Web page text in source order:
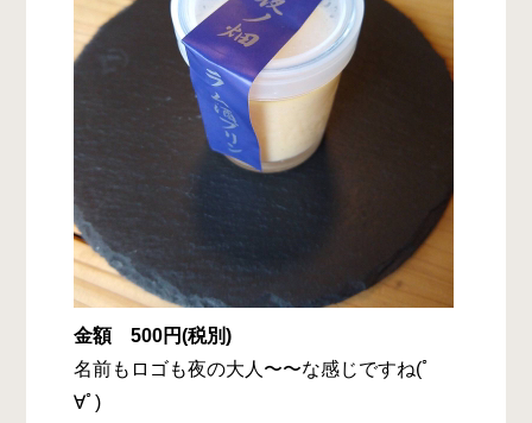
金額 500円(税別)
名前もロゴも夜の大人〜〜な感じですね(ﾟ
∀ﾟ)